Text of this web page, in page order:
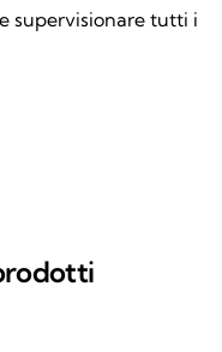
supervisionare tutti i